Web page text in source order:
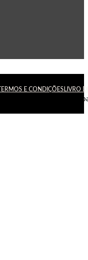
TERMOS E CONDIÇÕES LIVRO